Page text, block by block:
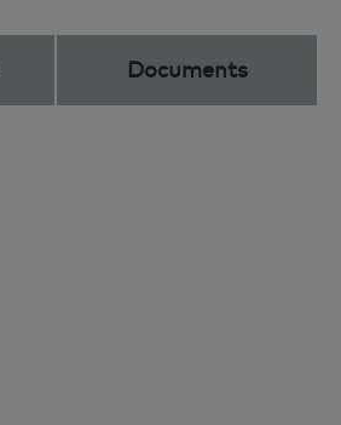
Documents